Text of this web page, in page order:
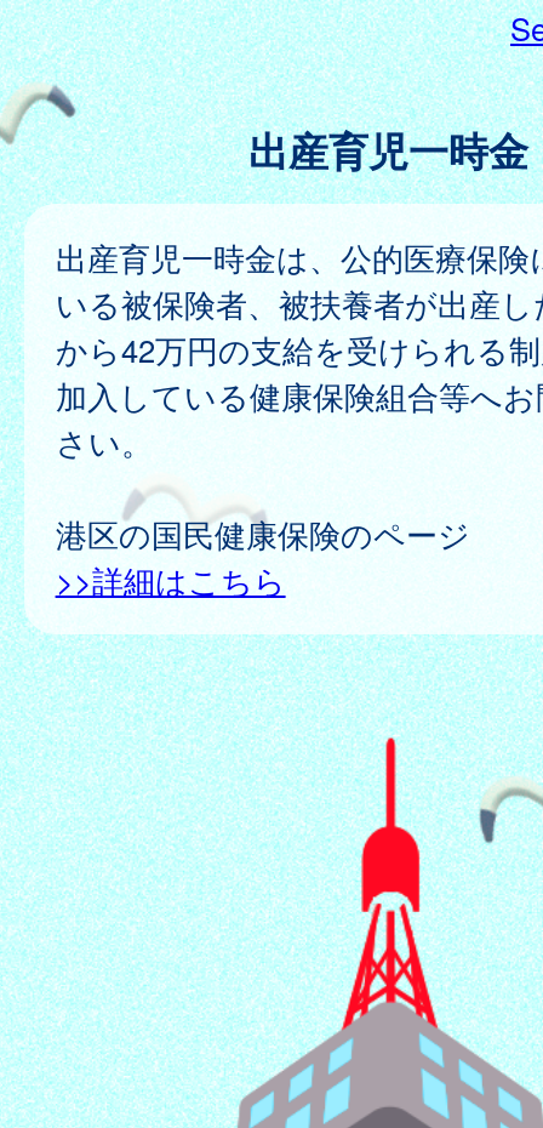
出産育児一時金
出産育児一時金は、公的医療保
いる被保険者、被扶養者が出産
から42万円の支給を受けられる
加入している健康保険組合等へ
さい。
港区の国民健康保険のページ
>>詳細はこちら